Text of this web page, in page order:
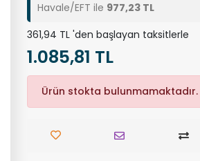
Havale/EFT ile 977,23 TL
361,94 TL 'den başlayan taksitlerle
1.085,81 TL
Ürün stokta bulunmamaktadır.